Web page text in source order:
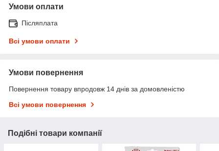
Умови оплати
Післяплата
Всі умови оплати
Умови повернення
Повернення товару впродовж 14 днів за домовленістю
Всі умови повернення
Подібні товари компанії